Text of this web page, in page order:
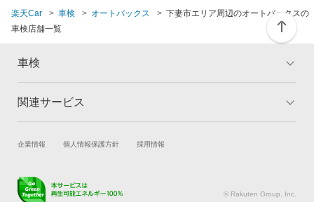
楽天Car 車検 オートバックス
下妻市エリア周辺のオートバックスの
車検店舗一覧
車検
トップ
車検の基礎知識 キャンペーン一覧
関連サービス
試乗・商談 新車購入
キズ修理予約
企業情報 個人情報保護方針 採用情報
© Rakuten Group, Inc.